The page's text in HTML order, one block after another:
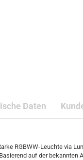
Daten
RGBWW-Leuchte via
auf der bekannten